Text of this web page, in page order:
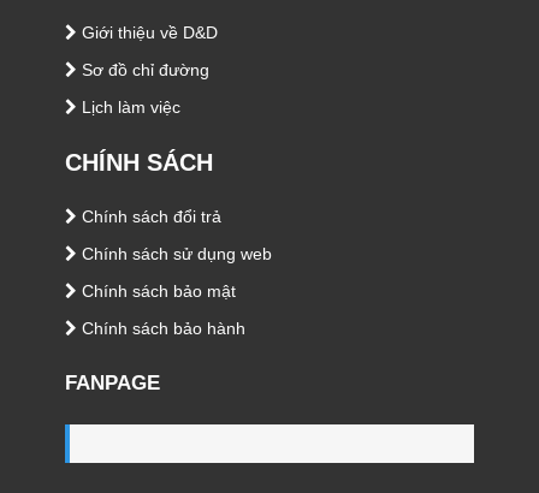
Giới thiệu về D&D
Sơ đồ chỉ đường
Lịch làm việc
CHÍNH SÁCH
Chính sách đổi trả
Chính sách sử dụng web
Chính sách bảo mật
Chính sách bảo hành
FANPAGE